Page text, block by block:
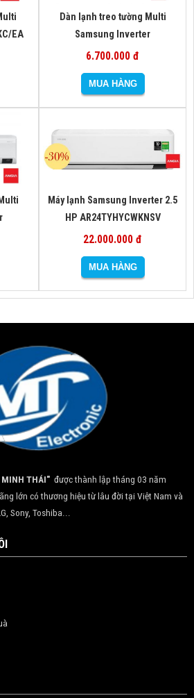
EA
Dàn lạnh treo tường Multi
Samsung Inverter
AJ035TNAPKH/EA (kèm điều
6.700.000 đ
điều
Máy lạnh Samsung Inverter 2.5
HP AR24TYHYCWKNSV
22.000.000 đ
THÁI" được thành lập tháng 03 năm
lớn có thương hiệu từ lâu đời tại Việt Nam và
Sony, Toshiba...